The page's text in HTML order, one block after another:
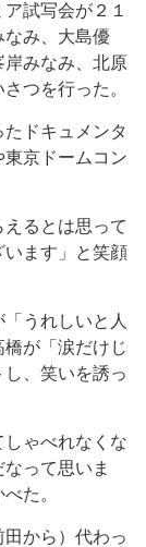
試写会が２１
なみ、大島優
みなみ、北原
つを行った。
ドキュメンタ
京ドームコン
るとは思って
います」と笑顔
うれしいと人
が「涙だけじ
、笑いを誘っ
ゃべれなくな
って思いま
た。
から）代わっ